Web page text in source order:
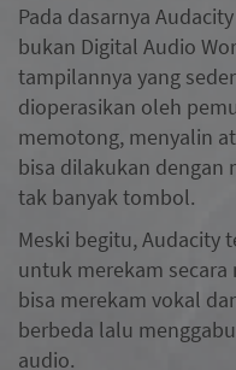
Pada dasarnya
bukan Digital Audio
tampilannya yang
dioperasikan oleh
memotong, menyalin
bisa dilakukan dengan
tak banyak tombol.
Meski begitu, Audacity
untuk merekam
bisa merekam vokal
berbeda lalu
audio.